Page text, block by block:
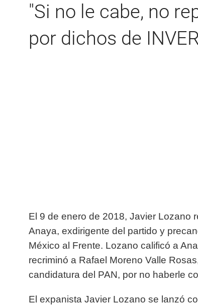
"Si no le cabe, no
por dichos de
El 9 de enero de 2018, Javier Lozano
Anaya, exdirigente del partido y
México al Frente. Lozano calificó a
recriminó a Rafael Moreno Valle
candidatura del PAN, por no haberle
El expanista Javier Lozano se lanzó